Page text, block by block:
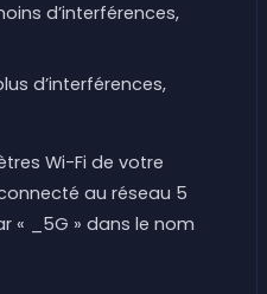
d’interférences,
d’interférences,
Wi-Fi de votre
au réseau 5
« _5G » dans le nom